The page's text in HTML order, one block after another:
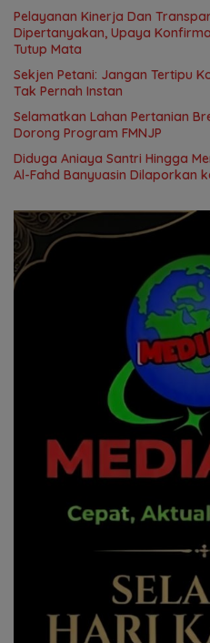
Pelayanan Kinerja Dan
Dipertanyakan, Upaya
Tutup Mata
Sekjen Petani: Jangan Tertipu
Tak Pernah Instan
Selamatkan Lahan Pertanian
Dorong Program FMNJP
Diduga Aniaya Santri Hingga
Al-Fahd Banyuasin Dilaporkan